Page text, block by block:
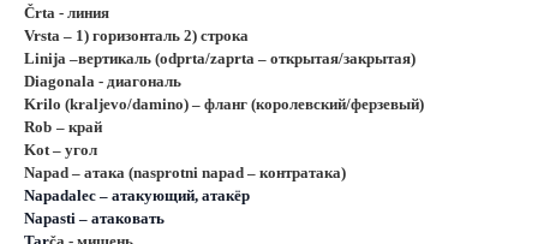
Črta - линия
Vrsta – 1) горизонталь 2) строка
Linija –вертикаль (odprta/zaprta – открытая/закрытая)
Diagonala - диагональ
Krilo (kraljevo/damino) – фланг (королевский/ферзевый)
Rob – край
Kot – угол
Napad – атака (nasprotni napad – контратака)
Napadalec – атакующий, атакёр
Napasti – атаковать